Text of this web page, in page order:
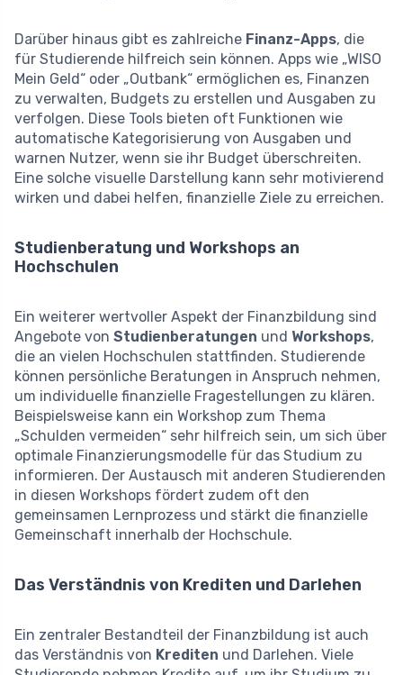
Darüber hinaus gibt es zahlreiche Finanz-Apps, die
für Studierende hilfreich sein können. Apps wie „WISO
Mein Geld“ oder „Outbank“ ermöglichen es, Finanzen
zu verwalten, Budgets zu erstellen und Ausgaben zu
verfolgen. Diese Tools bieten oft Funktionen wie
automatische Kategorisierung von Ausgaben und
warnen Nutzer, wenn sie ihr Budget überschreiten.
Eine solche visuelle Darstellung kann sehr motivierend
wirken und dabei helfen, finanzielle Ziele zu erreichen.
Studienberatung und Workshops an
Hochschulen
Ein weiterer wertvoller Aspekt der Finanzbildung sind
Angebote von Studienberatungen und Workshops,
die an vielen Hochschulen stattfinden. Studierende
können persönliche Beratungen in Anspruch nehmen,
um individuelle finanzielle Fragestellungen zu klären.
Beispielsweise kann ein Workshop zum Thema
„Schulden vermeiden“ sehr hilfreich sein, um sich über
optimale Finanzierungsmodelle für das Studium zu
informieren. Der Austausch mit anderen Studierenden
in diesen Workshops fördert zudem oft den
gemeinsamen Lernprozess und stärkt die finanzielle
Gemeinschaft innerhalb der Hochschule.
Das Verständnis von Krediten und Darlehen
Ein zentraler Bestandteil der Finanzbildung ist auch
das Verständnis von Krediten und Darlehen. Viele